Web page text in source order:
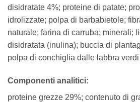
disidratate 4%; proteine di patate;
idrolizzate; polpa di barbabietole;
naturale; farina di carruba; minerali;
disidratata (inulina); buccia di
polpa di conchiglia dalle labbra
Componenti analitici:
proteine grezze 29%; contenuto di